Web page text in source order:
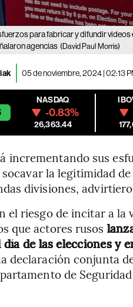
para fabricar y difundir
agencias (David Paul Morris)
05 de noviembre, 2024 | 02:13
NASDAQ
-0.83%
26,363.44
incrementando sus
la legitimidad
divisiones,
el riesgo de incitar a
que actores rusos
de las elecciones y
declaración conjunta
de